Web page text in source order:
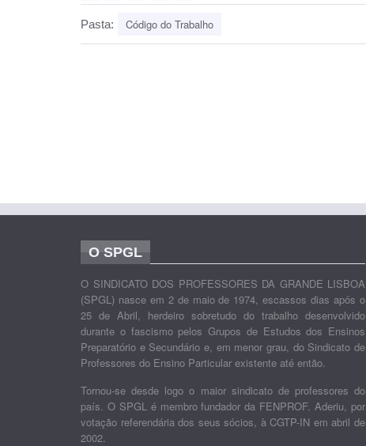
Pasta: Código do Trabalho
O SPGL
O SINDICATO DOS PROFESSORES DA GRANDE LISBOA
(SPGL) nasce em 2 de maio de 1974, escassos dias após o
25 de Abril, herdeiro sobretudo do trabalho desenvolvido
durante o fascismo pelos Grupos de Estudos dos Ensinos
Preparatório e Secundário e, em menor grau, do Sindicato de
Professores do Ensino Particular existente até então.
Tornou-se desde logo o maior sindicato de professores do
país. O SPGL é membro fundador da FENPROF. Aderiu, por
votação referendária dos seus sócios, à CGTP-IN em abril de
2002.